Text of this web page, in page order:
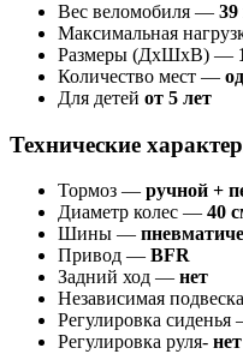
Вес веломобиля — 39
Максимальная
Размеры (ДxШxВ) —
Количество мест —
Для детей от 5 лет
Технические
Тормоз — ручной +
Диаметр колес — 40
Шины —
Привод — BFR
Задний ход — нет
Независимая
Регулировка
Регулировка руля- нет